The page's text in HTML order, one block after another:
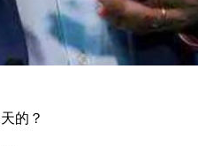
的？